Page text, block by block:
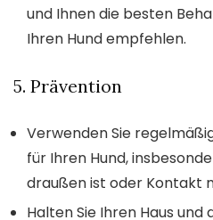
und Ihnen die besten
Ihren Hund empfehlen.
5. Prävention
Verwenden Sie
für Ihren Hund,
draußen ist oder Kontakt
Halten Sie Ihren Haus